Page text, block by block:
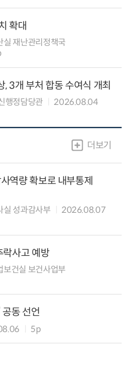
확대
실 재난관리정책국
, 3개 부처 합동 수여식 개최
행정담당관
2026.08.04
더보기
역량 확보로 내부통제
실 성과감사부
2026.08.07
락사고 예방
보건실 보건사업부
공동 선언
5p